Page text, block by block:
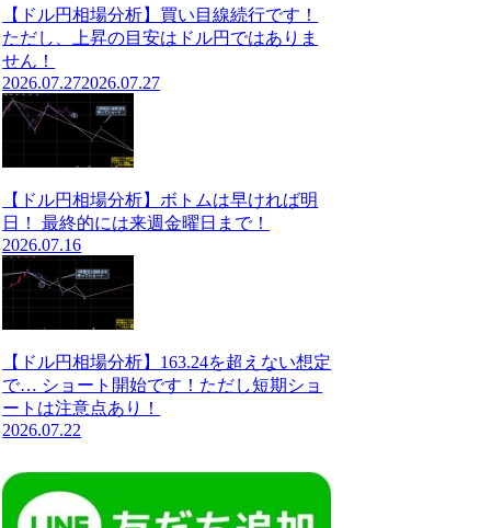
【ドル円相場分析】買い目線続行です！
ただし、上昇の目安はドル円ではありま
せん！
2026.07.272026.07.27
【ドル円相場分析】ボトムは早ければ明
日！ 最終的には来週金曜日まで！
2026.07.16
【ドル円相場分析】163.24を超えない想定
で… ショート開始です！ただし短期ショ
ートは注意点あり！
2026.07.22